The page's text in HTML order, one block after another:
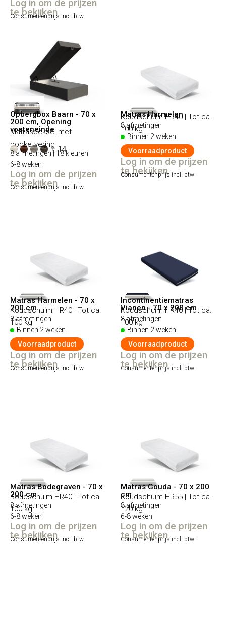
Log in om de prijzen
te bekijken
Consumentenprijs incl. btw
Opbergbox Baarn - 70 x
200 cm, Opening
voeteneinde
Matrasdeksel met
pocketvering+ 14
8 afmetingen | 18 kleuren
6-8 weken
Log in om de prijzen
te bekijken
Consumentenprijs incl. btw
Matras Harmelen
Koudschuim HR40 | Tot ca.
100 kg
8 afmetingen
Binnen 2 weken
Voorraadproduct
Log in om de prijzen
te bekijken
Consumentenprijs incl. btw
Matras Harmelen - 70 x
200 cm
Koudschuim HR40 | Tot ca.
100 kg
8 afmetingen
Binnen 2 weken
Voorraadproduct
Log in om de prijzen
te bekijken
Consumentenprijs incl. btw
Incontinentiematras
Vianen - 70 x 200 cm
Koudschuim HR40 | Tot ca.
100 kg
8 afmetingen
Binnen 2 weken
Voorraadproduct
Log in om de prijzen
te bekijken
Consumentenprijs incl. btw
Matras Bodegraven - 70 x
200 cm
Koudschuim HR40 | Tot ca.
100 kg
8 afmetingen
6-8 weken
Log in om de prijzen
te bekijken
Consumentenprijs incl. btw
Matras Gouda - 70 x 200
cm
Koudschuim HR55 | Tot ca.
120 kg
8 afmetingen
6-8 weken
Log in om de prijzen
te bekijken
Consumentenprijs incl. btw